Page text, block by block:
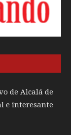
de Alcalá de
e interesante